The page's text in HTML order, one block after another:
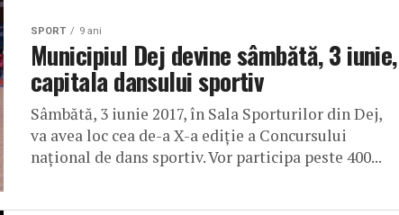
SPORT 9 ani
Municipiul Dej devine sâmbătă, 3 iunie,
capitala dansului sportiv
Sâmbătă, 3 iunie 2017, în Sala Sporturilor din Dej,
va avea loc cea de-a X-a ediție a Concursului
național de dans sportiv. Vor participa peste 400...